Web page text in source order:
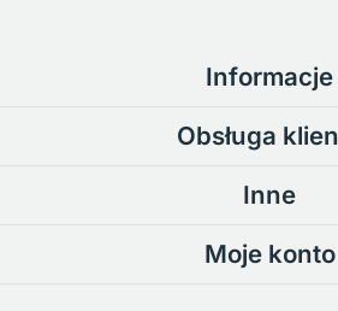
Informacje
Obsługa
Inne
Moje konto